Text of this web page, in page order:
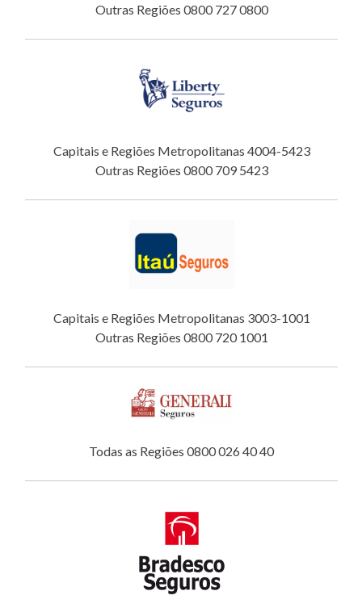
Outras Regiões 0800 727 0800
Capitais e Regiões Metropolitanas 4004-5423
Outras Regiões 0800 709 5423
Capitais e Regiões Metropolitanas 3003-1001
Outras Regiões 0800 720 1001
Todas as Regiões 0800 026 40 40